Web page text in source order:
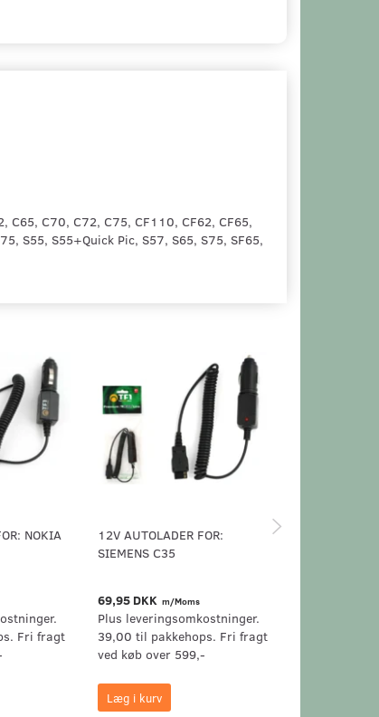
C65, C70, C72, C75, CF110, CF62, CF65,
S55, S55+Quick Pic, S57, S65, S75, SF65,
NOKIA
Fri fragt
12V AUTOLADER FOR:
SIEMENS C35
69,95 DKK m/Moms
Plus leveringsomkostninger.
39,00 til pakkehops. Fri fragt
ved køb over 599,-
Læg i kurv